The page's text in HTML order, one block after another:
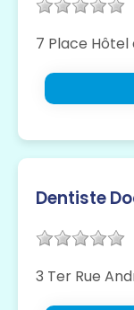
7 Place Hôtel
Dentiste
3 Ter Rue